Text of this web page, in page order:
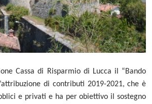
Cassa di Risparmio di Lucca il “Bando
di contributi 2019-2021, che è
e privati e ha per obiettivo il sostegno